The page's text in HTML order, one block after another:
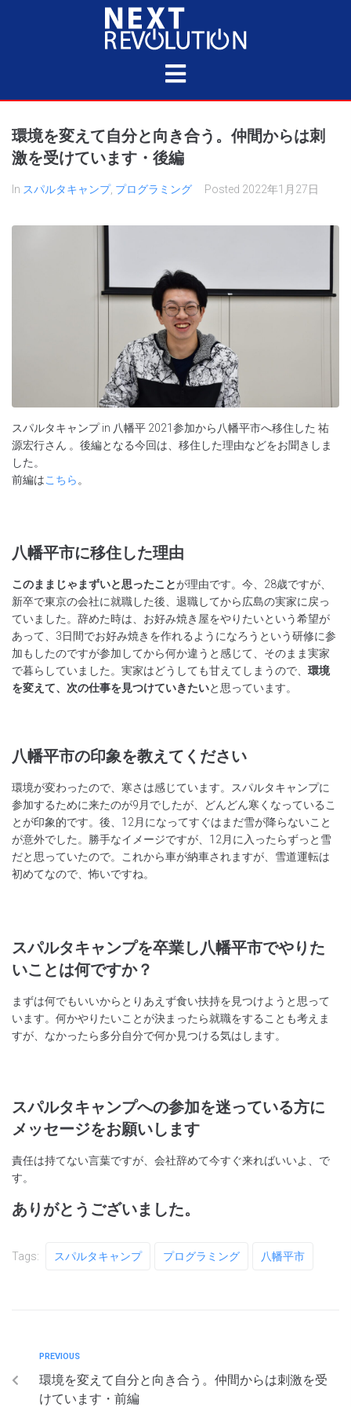
環境を変えて自分と向き合う。仲間からは刺
激を受けています・後編
In スパルタキャンプ, プログラミング Posted 2022年1月27日
スパルタキャンプ in 八幡平 2021参加から八幡平市へ移住した 祐
源宏行さん 。後編となる今回は、移住した理由などをお聞きしま
した。
前編はこちら。
八幡平市に移住した理由
このままじゃまずいと思ったことが理由です。今、28歳ですが、
新卒で東京の会社に就職した後、退職してから広島の実家に戻っ
ていました。辞めた時は、お好み焼き屋をやりたいという希望が
あって、3日間でお好み焼きを作れるようになろうという研修に参
加もしたのですが参加してから何か違うと感じて、そのまま実家
で暮らしていました。実家はどうしても甘えてしまうので、 環境
を変えて、次の仕事を見つけていきたいと思っています。
八幡平市の印象を教えてください
環境が変わったので、寒さは感じています。スパルタキャンプに
参加するために来たのが9月でしたが、どんどん寒くなっているこ
とが印象的です。後、12月になってすぐはまだ雪が降らないこと
が意外でした。勝手なイメージですが、12月に入ったらずっと雪
だと思っていたので。これから車が納車されますが、雪道運転は
初めてなので、怖いですね。
スパルタキャンプを卒業し八幡平市でやりた
いことは何ですか？
まずは何でもいいからとりあえず食い扶持を見つけようと思って
います。何かやりたいことが決まったら就職をすることも考えま
すが、なかったら多分自分で何か見つける気はします。
スパルタキャンプへの参加を迷っている方に
メッセージをお願いします
責任は持てない言葉ですが、会社辞めて今すぐ来ればいいよ、で
す。
ありがとうございました。
Tags: スパルタキャンプ プログラミング 八幡平市
PREVIOUS
環境を変えて自分と向き合う。仲間からは刺激を受
けています・前編